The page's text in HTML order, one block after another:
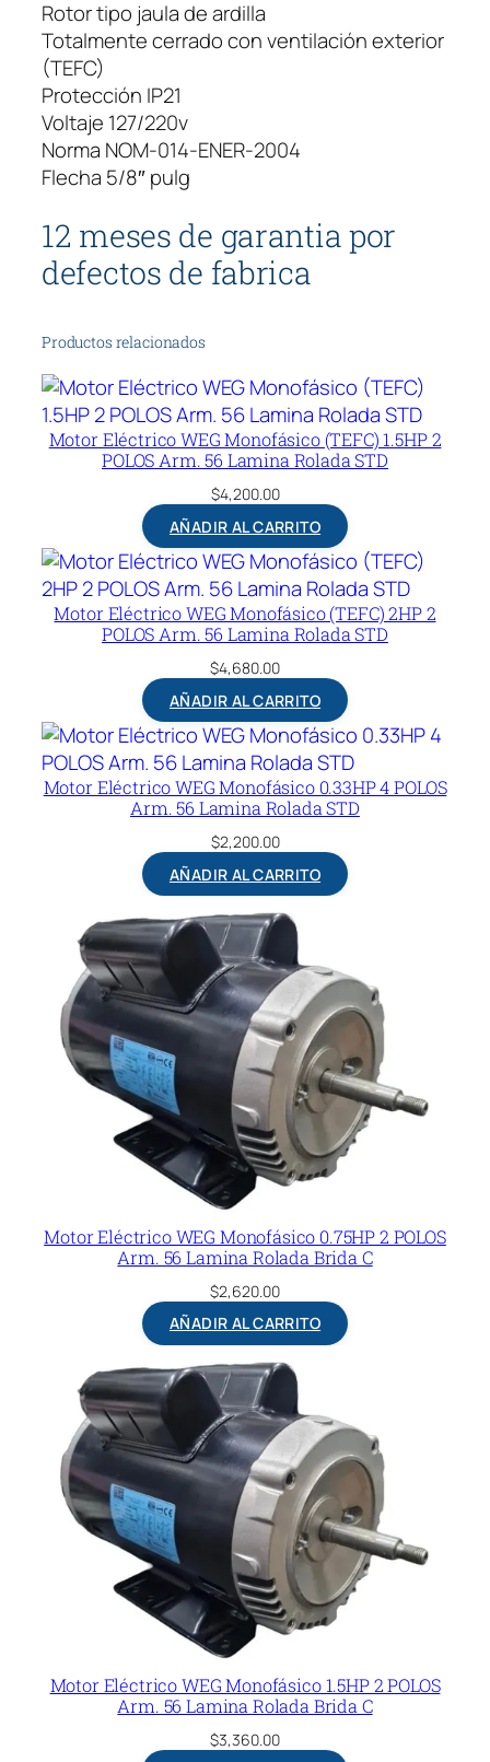
Rotor tipo jaula de ardilla
Totalmente cerrado con ventilación exterior
(TEFC)
Protección IP21
Voltaje 127/220v
Norma NOM-014-ENER-2004
Flecha 5/8″ pulg
12 meses de garantia por
defectos de fabrica
Productos relacionados
Motor Eléctrico WEG Monofásico (TEFC) 1.5HP 2
POLOS Arm. 56 Lamina Rolada STD
$4,200.00
AÑADIR AL CARRITO
Motor Eléctrico WEG Monofásico (TEFC) 2HP 2
POLOS Arm. 56 Lamina Rolada STD
$4,680.00
AÑADIR AL CARRITO
Motor Eléctrico WEG Monofásico 0.33HP 4 POLOS
Arm. 56 Lamina Rolada STD
$2,200.00
AÑADIR AL CARRITO
Motor Eléctrico WEG Monofásico 0.75HP 2 POLOS
Arm. 56 Lamina Rolada Brida C
$2,620.00
AÑADIR AL CARRITO
Motor Eléctrico WEG Monofásico 1.5HP 2 POLOS
Arm. 56 Lamina Rolada Brida C
$3,360.00